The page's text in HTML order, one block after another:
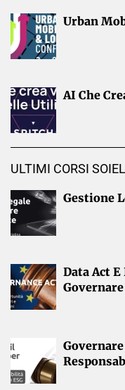
Urban
AI Che
ULTIMI CORSI SOIEL
Gestione
Data Act E